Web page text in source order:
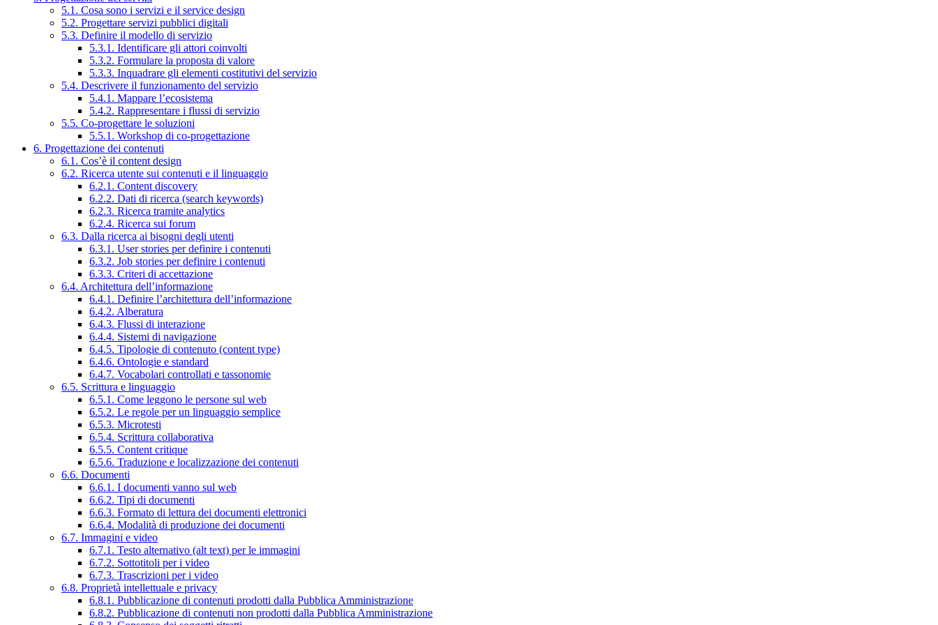
5.1. Cosa sono i servizi e il service design
5.2. Progettare servizi pubblici digitali
5.3. Definire il modello di servizio
5.3.1. Identificare gli attori coinvolti
5.3.2. Formulare la proposta di valore
5.3.3. Inquadrare gli elementi costitutivi del servizio
5.4. Descrivere il funzionamento del servizio
5.4.1. Mappare l’ecosistema
5.4.2. Rappresentare i flussi di servizio
5.5. Co-progettare le soluzioni
5.5.1. Workshop di co-progettazione
6. Progettazione dei contenuti
6.1. Cos’è il content design
6.2. Ricerca utente sui contenuti e il linguaggio
6.2.1. Content discovery
6.2.2. Dati di ricerca (search keywords)
6.2.3. Ricerca tramite analytics
6.2.4. Ricerca sui forum
6.3. Dalla ricerca ai bisogni degli utenti
6.3.1. User stories per definire i contenuti
6.3.2. Job stories per definire i contenuti
6.3.3. Criteri di accettazione
6.4. Architettura dell’informazione
6.4.1. Definire l’architettura dell’informazione
6.4.2. Alberatura
6.4.3. Flussi di interazione
6.4.4. Sistemi di navigazione
6.4.5. Tipologie di contenuto (content type)
6.4.6. Ontologie e standard
6.4.7. Vocabolari controllati e tassonomie
6.5. Scrittura e linguaggio
6.5.1. Come leggono le persone sul web
6.5.2. Le regole per un linguaggio semplice
6.5.3. Microtesti
6.5.4. Scrittura collaborativa
6.5.5. Content critique
6.5.6. Traduzione e localizzazione dei contenuti
6.6. Documenti
6.6.1. I documenti vanno sul web
6.6.2. Tipi di documenti
6.6.3. Formato di lettura dei documenti elettronici
6.6.4. Modalità di produzione dei documenti
6.7. Immagini e video
6.7.1. Testo alternativo (alt text) per le immagini
6.7.2. Sottotitoli per i video
6.7.3. Trascrizioni per i video
6.8. Proprietà intellettuale e privacy
6.8.1. Pubblicazione di contenuti prodotti dalla Pubblica Amministrazione
6.8.2. Pubblicazione di contenuti non prodotti dalla Pubblica Amministrazione